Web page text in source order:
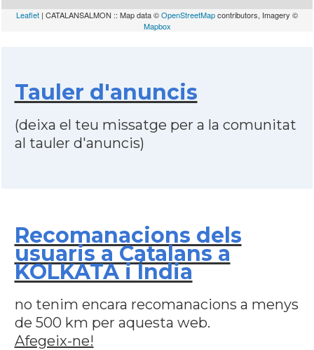
Leaflet | CATALANSALMON :: Map data ©OpenStreetMapcontributors, Imagery ©
Mapbox
Tauler d'anuncis
(deixa el teu missatge per a la comunitat
al tauler d'anuncis)
Recomanacions dels
usuaris a Catalans a
KOLKATA i Índia
no tenim encara recomanacions a menys
de 500 km per aquesta web.
Afegeix-ne!